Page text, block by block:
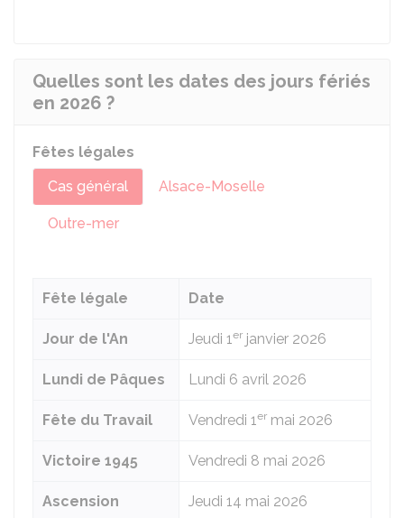
Quelles sont les dates des jours fériés
en 2026 ?
Fêtes légales
Cas général
Alsace-Moselle
Outre-mer
Fête légale Date
Jour de l'An Jeudi 1er janvier 2026
Lundi de Pâques Lundi 6 avril 2026
Fête du Travail Vendredi 1er mai 2026
Victoire 1945 Vendredi 8 mai 2026
Ascension Jeudi 14 mai 2026